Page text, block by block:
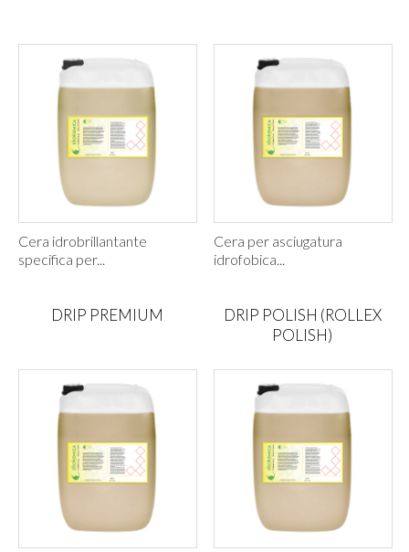
Cera idrobrillantante
specifica per...
Cera per asciugatura
idrofobica...
DRIP PREMIUM
DRIP POLISH (ROLLEX
POLISH)